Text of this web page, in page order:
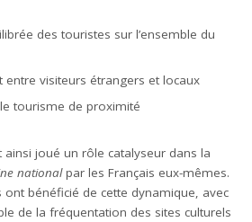
des touristes sur l’ensemble du
entre visiteurs étrangers et locaux
tourisme de proximité
ainsi joué un rôle catalyseur dans la
nationalpar les Français eux-mêmes.
bénéficié de cette dynamique, avec
de la fréquentation des sites culturels